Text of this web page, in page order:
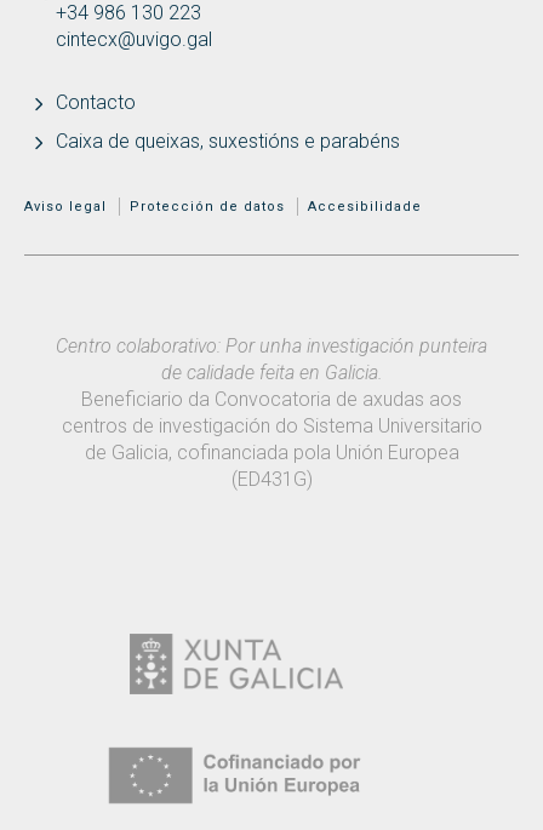
+34 986 130 223
cintecx@uvigo.gal
Contacto
Caixa de queixas, suxestións e parabéns
MENÚ ADICIONAL
Aviso legal Protección de datos Accesibilidade
Centro colaborativo: Por unha investigación punteira
de calidade feita en Galicia.
Beneficiario da Convocatoria de axudas aos
centros de investigación do Sistema Universitario
de Galicia, cofinanciada pola Unión Europea
(ED431G)